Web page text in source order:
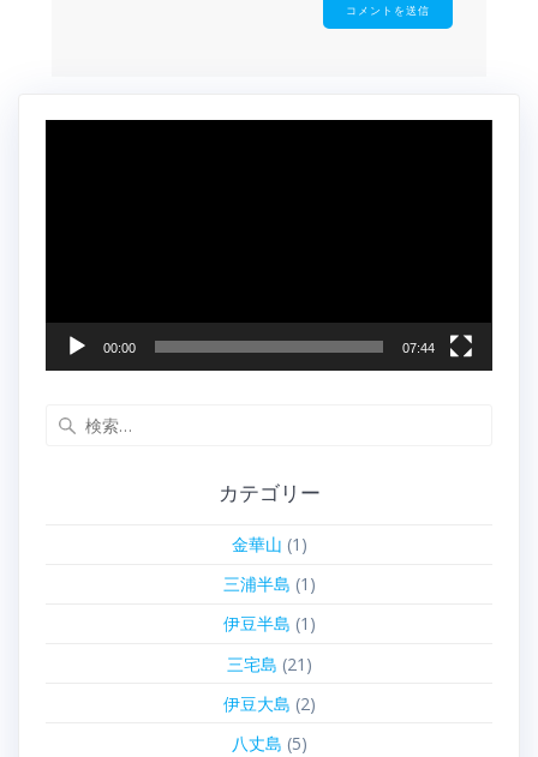
00:00 07:44
カテゴリー
金華山 (1)
三浦半島 (1)
伊豆半島 (1)
三宅島 (21)
伊豆大島 (2)
八丈島 (5)